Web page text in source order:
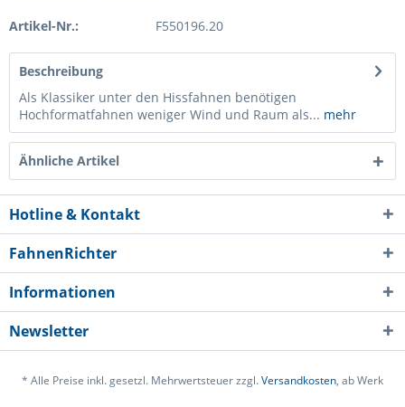
Artikel-Nr.: F550196.20
Beschreibung
Als Klassiker unter den Hissfahnen benötigen
Hochformatfahnen weniger Wind und Raum als... mehr
Ähnliche Artikel
Hotline & Kontakt
FahnenRichter
Informationen
Newsletter
* Alle Preise inkl. gesetzl. Mehrwertsteuer zzgl.Versandkosten, ab Werk